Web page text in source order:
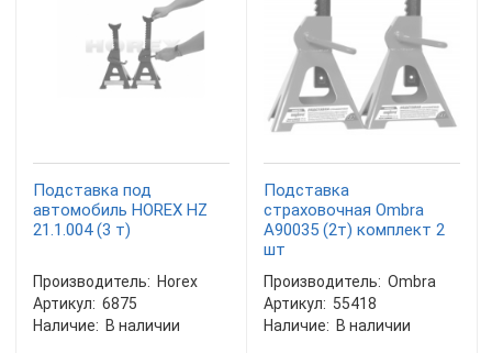
Подставка под
автомобиль HOREX HZ
21.1.004 (3 т)
Производитель: Horex
Артикул: 6875
Наличие: В наличии
Подставка
страховочная Ombra
A90035 (2т) комплект 2
шт
Производитель: Ombra
Артикул: 55418
Наличие: В наличии